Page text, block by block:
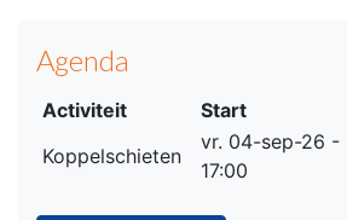
Agenda
Activiteit Start
Koppelschieten
vr. 04-sep-26 -
17:00